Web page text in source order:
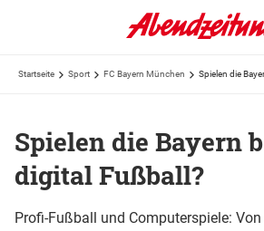
Startseite Sport FC Bayern München Spielen die
Spielen die Bayern
digital Fußball?
Profi-Fußball und Computerspiele: Von